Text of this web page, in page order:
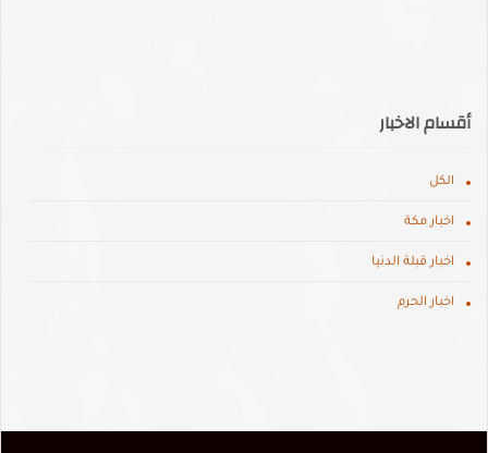
أقسام الاخبار
الكل
اخبار مكة
اخبار قبلة الدنيا
اخبار الحرم